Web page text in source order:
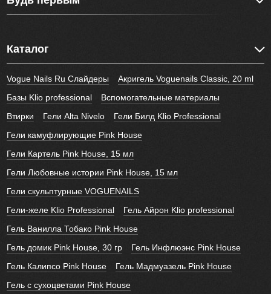
Каталог
Vogue Nails Ru Слайдеры
Акригель Voguenails Classic, 20 ml
Базы Klio professional
Вспомогательные материалы
Втирки
Гели Alta Nivelo
Гели Билд Klio Professional
Гели камуфлирующие Pink House
Гели Картель Pink House, 15 мл
Гели Любовные истории Pink House, 15 мл
Гели скульптурные VOGUENAILS
Гели-желе Klio Professional
Гель Айрон Klio professional
Гель Ванилла Тобако Pink House
Гель домик Pink House, 30 гр
Гель Инфлюэнс Pink House
Гель Калипсо Pink House
Гель Мадмуазель Pink House
Гель с сухоцветами Pink House